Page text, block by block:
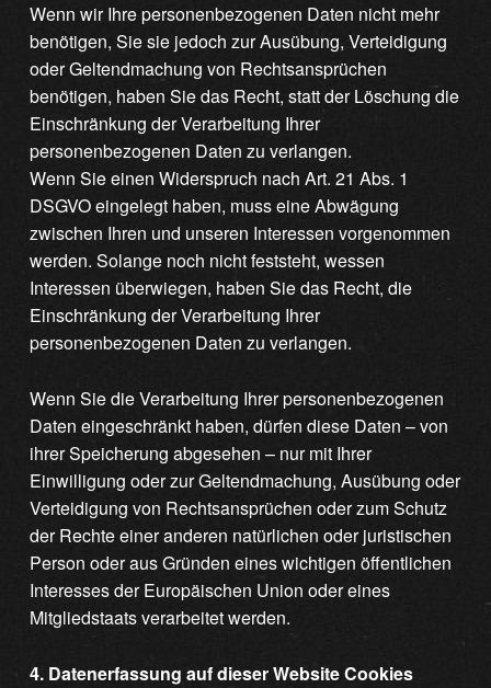
Wenn wir Ihre personenbezogenen Daten nicht mehr
benötigen, Sie sie jedoch zur Ausübung, Verteidigung
oder Geltendmachung von Rechtsansprüchen
benötigen, haben Sie das Recht, statt der Löschung die
Einschränkung der Verarbeitung Ihrer
personenbezogenen Daten zu verlangen.
Wenn Sie einen Widerspruch nach Art. 21 Abs. 1
DSGVO eingelegt haben, muss eine Abwägung
zwischen Ihren und unseren Interessen vorgenommen
werden. Solange noch nicht feststeht, wessen
Interessen überwiegen, haben Sie das Recht, die
Einschränkung der Verarbeitung Ihrer
personenbezogenen Daten zu verlangen.
Wenn Sie die Verarbeitung Ihrer personenbezogenen
Daten eingeschränkt haben, dürfen diese Daten – von
ihrer Speicherung abgesehen – nur mit Ihrer
Einwilligung oder zur Geltendmachung, Ausübung oder
Verteidigung von Rechtsansprüchen oder zum Schutz
der Rechte einer anderen natürlichen oder juristischen
Person oder aus Gründen eines wichtigen öffentlichen
Interesses der Europäischen Union oder eines
Mitgliedstaats verarbeitet werden.
4. Datenerfassung auf dieser WebsiteCookies